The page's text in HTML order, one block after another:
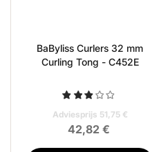
BaByliss Curlers 32 mm
Curling Tong - C452E
Adviesprijs 51,75 €
42,82 €